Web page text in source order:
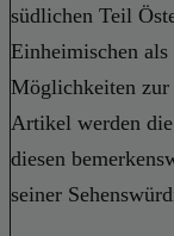
südlichen Teil
Einheimischen
Möglichkeiten zur
Artikel werden
diesen
seiner